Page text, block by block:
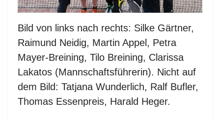
Bild von links nach rechts: Silke Gärtner,
Raimund Neidig, Martin Appel, Petra
Mayer-Breining, Tilo Breining, Clarissa
Lakatos (Mannschaftsführerin). Nicht auf
dem Bild: Tatjana Wunderlich, Ralf Bufler,
Thomas Essenpreis, Harald Heger.